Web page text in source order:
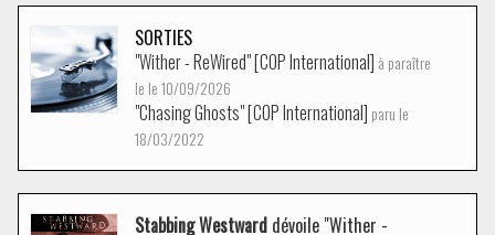
SORTIES
"Wither - ReWired" [COP International] à paraître
le le 10/09/2026
"Chasing Ghosts" [COP International] paru le
18/03/2022
Stabbing Westward dévoile "Wither -